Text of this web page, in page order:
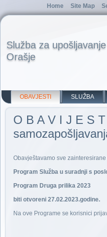
Služba za
Orašje
OBAVJESTI SLUŽBA
O B A V I J E S
Obavještavamo sve
Program Služba u suradnji s
Program Druga prilika 2023
biti otvoreni 27.02.2023.godine.
Na ove Programe se korisnici
Home Site Map